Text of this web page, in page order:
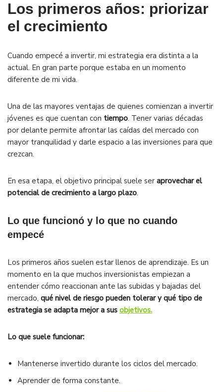
Los primeros años: priorizar
el crecimiento
Cuando empecé a invertir, mi estrategia era distinta a la
actual. En gran parte porque estaba en un momento
diferente de mi vida.
Una de las mayores ventajas de quienes comienzan a invertir
jóvenes es que cuentan con tiempo. Tener varias décadas
por delante permite afrontar las caídas del mercado con
mayor tranquilidad y darle espacio a las inversiones para que
crezcan.
En esa etapa, el objetivo principal suele ser aprovechar el
potencial de crecimiento a largo plazo.
Lo que funcionó y lo que no cuando
empecé
Los primeros años suelen estar llenos de aprendizaje. Es un
momento en la que muchos inversionistas empiezan a
entender cómo reaccionan ante las subidas y bajadas del
mercado, qué nivel de riesgo pueden tolerar y qué tipo de
estrategia se adapta mejor a sus objetivos.
Lo que suele funcionar:
Mantenerse invertido durante los ciclos del mercado.
Aprender de forma constante.